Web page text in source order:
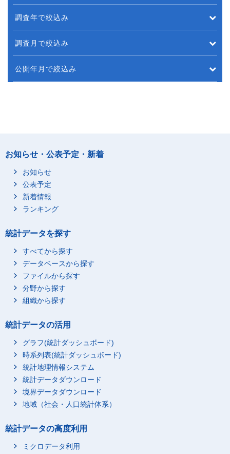
調査年で絞込み
調査月で絞込み
公開年月で絞込み
お知らせ・公表予定・新着
お知らせ
公表予定
新着情報
ランキング
統計データを探す
すべてから探す
データベースから探す
ファイルから探す
分野から探す
組織から探す
統計データの活用
グラフ(統計ダッシュボード)
時系列表(統計ダッシュボード)
統計地理情報システム
統計データダウンロード
境界データダウンロード
地域（社会・人口統計体系）
統計データの高度利用
ミクロデータ利用